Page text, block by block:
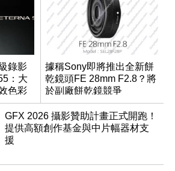
錄影
：大
色彩
據稱Sony即將推出全新餅
乾鏡頭FE 28mm F2.8？將
於副廠餅乾鏡競爭
GFX 2026 攝影贊助計畫正式開跑！
提供高額創作基金與中片幅器材支
援